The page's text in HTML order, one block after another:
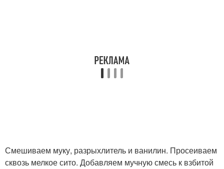
Смешиваем муку, разрыхлитель и ванилин. Просеиваем
сквозь мелкое сито. Добавляем мучную смесь к взбитой